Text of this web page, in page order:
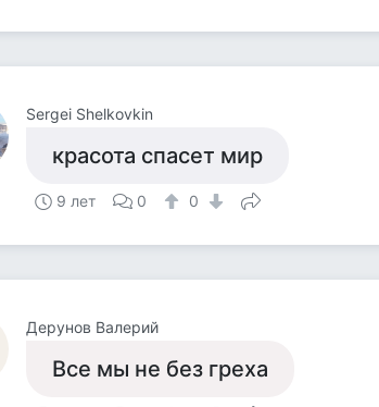
Sergei Shelkovkin
красота спасет мир
9 лет 0 0
Дерунов Валерий
Все мы не без греха